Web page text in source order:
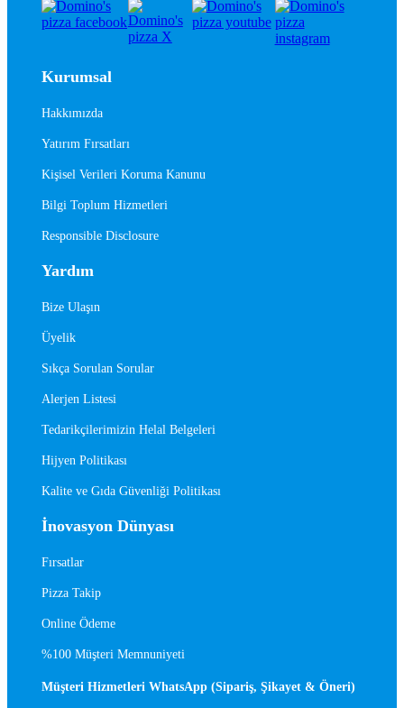
Kurumsal
Hakkımızda
Yatırım Fırsatları
Kişisel Verileri Koruma Kanunu
Bilgi Toplum Hizmetleri
Responsible Disclosure
Yardım
Bize Ulaşın
Üyelik
Sıkça Sorulan Sorular
Alerjen Listesi
Tedarikçilerimizin Helal Belgeleri
Hijyen Politikası
Kalite ve Gıda Güvenliği Politikası
İnovasyon Dünyası
Fırsatlar
Pizza Takip
Online Ödeme
%100 Müşteri Memnuniyeti
Müşteri Hizmetleri WhatsApp (Sipariş, Şikayet & Öneri)